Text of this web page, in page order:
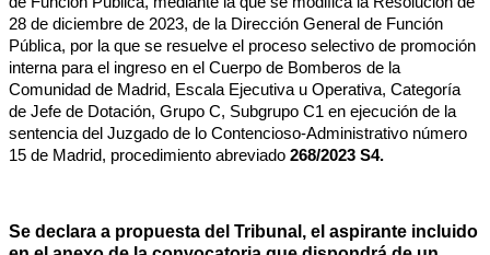
28 de diciembre de 2023, de la Dirección General de Función
Pública, por la que se resuelve el proceso selectivo de promoción
interna para el ingreso en el Cuerpo de Bomberos de la
Comunidad de Madrid, Escala Ejecutiva u Operativa, Categoría
de Jefe de Dotación, Grupo C, Subgrupo C1 en ejecución de la
sentencia del Juzgado de lo Contencioso-Administrativo número
15 de Madrid, procedimiento abreviado 268/2023 S4.
Se declara a propuesta del Tribunal, el aspirante incluido